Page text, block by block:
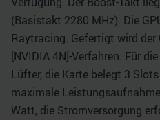
(Basistakt 2280 MHz). Die
Raytracing. Gefertigt wird
[NVIDIA 4N]-Verfahren. Für
Lüfter, die Karte belegt 3
maximale
Watt, die Stromversorgung